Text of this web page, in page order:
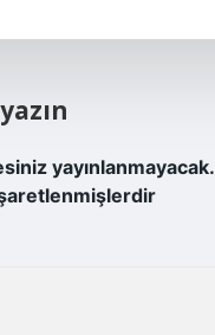
yayınlanmayacak.